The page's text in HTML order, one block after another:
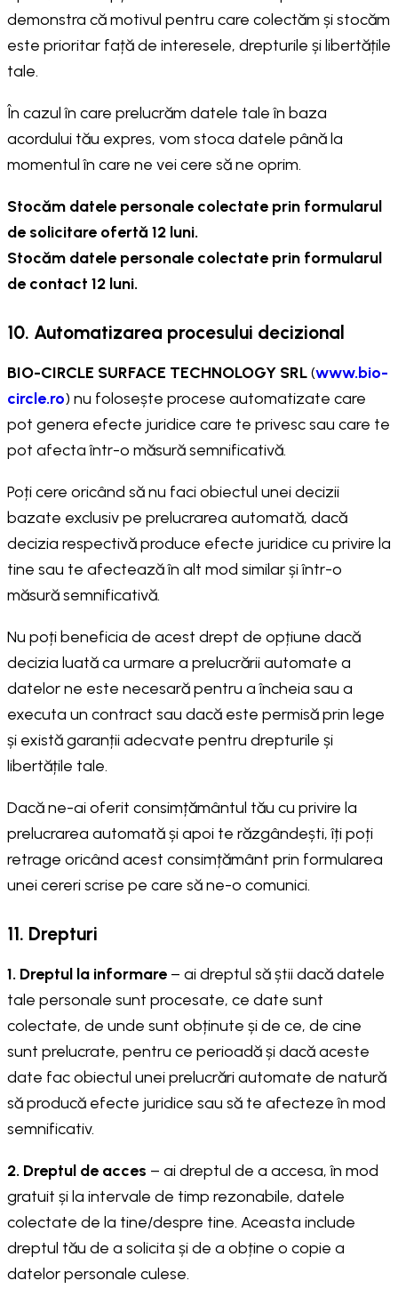
demonstra că motivul pentru care colectăm și stocăm
este prioritar față de interesele, drepturile și libertățile
tale.
În cazul în care prelucrăm datele tale în baza
acordului tău expres, vom stoca datele până la
momentul în care ne vei cere să ne oprim.
Stocăm datele personale colectate prin formularul
de solicitare ofertă 12 luni.
Stocăm datele personale colectate prin formularul
de contact 12 luni.
10. Automatizarea procesului decizional
BIO-CIRCLE SURFACE TECHNOLOGY SRL(www.bio-
circle.ro) nu folosește procese automatizate care
pot genera efecte juridice care te privesc sau care te
pot afecta într-o măsură semnificativă.
Poți cere oricând să nu faci obiectul unei decizii
bazate exclusiv pe prelucrarea automată, dacă
decizia respectivă produce efecte juridice cu privire la
tine sau te afectează în alt mod similar și într-o
măsură semnificativă.
Nu poți beneficia de acest drept de opțiune dacă
decizia luată ca urmare a prelucrării automate a
datelor ne este necesară pentru a încheia sau a
executa un contract sau dacă este permisă prin lege
și există garanții adecvate pentru drepturile și
libertățile tale.
Dacă ne-ai oferit consimțământul tău cu privire la
prelucrarea automată și apoi te răzgândești, îți poți
retrage oricând acest consimțământ prin formularea
unei cereri scrise pe care să ne-o comunici.
11. Drepturi
1. Dreptul la informare – ai dreptul să știi dacă datele
tale personale sunt procesate, ce date sunt
colectate, de unde sunt obținute și de ce, de cine
sunt prelucrate, pentru ce perioadă și dacă aceste
date fac obiectul unei prelucrări automate de natură
să producă efecte juridice sau să te afecteze în mod
semnificativ.
2. Dreptul de acces – ai dreptul de a accesa, în mod
gratuit și la intervale de timp rezonabile, datele
colectate de la tine/despre tine. Aceasta include
dreptul tău de a solicita și de a obține o copie a
datelor personale culese.